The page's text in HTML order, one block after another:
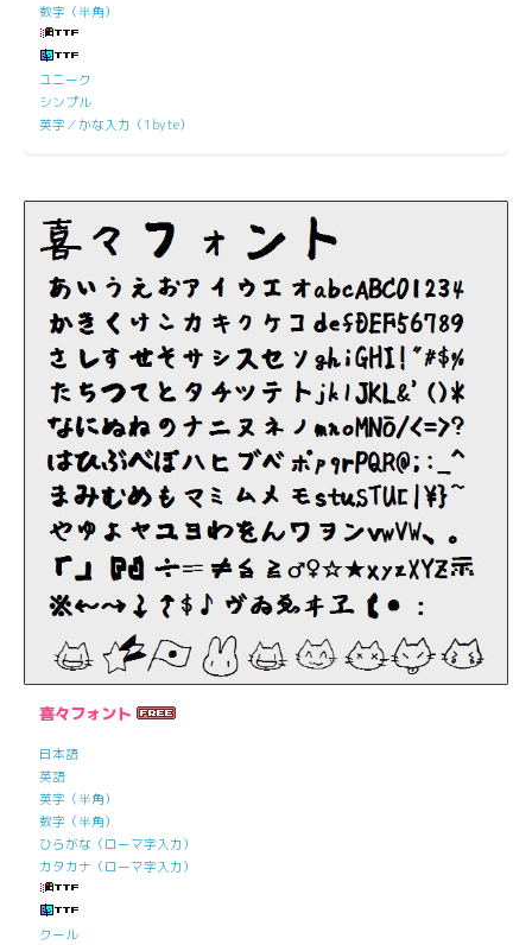
数字（半角）
ユニーク
シンプル
英字／かな入力（1byte）
喜々フォント
日本語
英語
英字（半角）
数字（半角）
ひらがな（ローマ字入力）
カタカナ（ローマ字入力）
クール